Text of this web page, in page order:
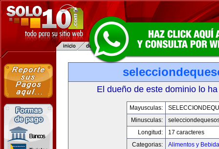
El dueño de este dominio lo
Mayusculas:
Minusculas:
Longitud:
17 caracteres
Categorias:
Alimentos y